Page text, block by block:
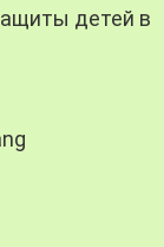
детей в